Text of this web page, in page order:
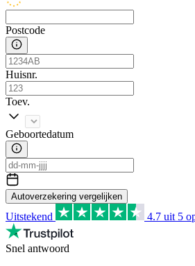
Postcode
Huisnr.
Toev.
Geboortedatum
Autoverzekering vergelijken
Uitstekend 4.7 uit 5
Snel antwoord